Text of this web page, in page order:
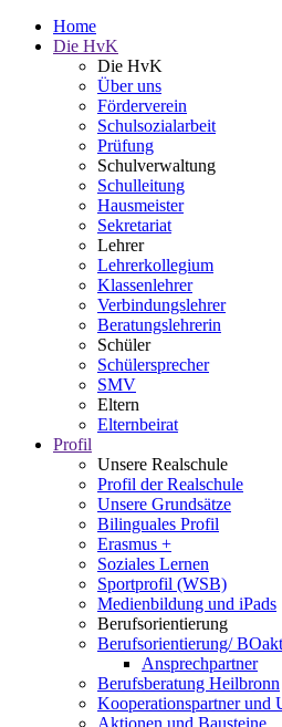
Home
Die HvK
Die HvK
Über uns
Förderverein
Schulsozialarbeit
Prüfung
Schulverwaltung
Schulleitung
Hausmeister
Sekretariat
Lehrer
Lehrerkollegium
Klassenlehrer
Verbindungslehrer
Beratungslehrerin
Schüler
Schülersprecher
SMV
Eltern
Elternbeirat
Profil
Unsere Realschule
Profil der Realschule
Unsere Grundsätze
Bilinguales Profil
Erasmus +
Soziales Lernen
Sportprofil (WSB)
Medienbildung und iPads
Berufsorientierung
Berufsorientierung/
Ansprechpartner
Berufsberatung Heilbronn
Kooperationspartner und
Aktionen und Bausteine